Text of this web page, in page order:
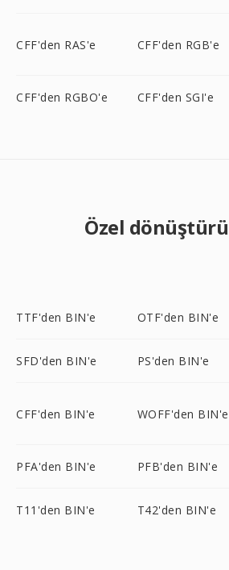
CFF'den RAS'e CFF'den RGB'e
CFF'den RGBO'e CFF'den SGI'e
Özel
TTF'den BIN'e OTF'den BIN'e
SFD'den BIN'e PS'den BIN'e
CFF'den BIN'e WOFF'den BIN'e
PFA'den BIN'e PFB'den BIN'e
T11'den BIN'e T42'den BIN'e